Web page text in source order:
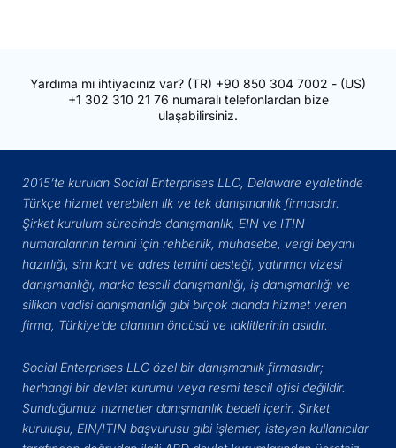
Yardıma mı ihtiyacınız var? (TR) +90 850 304 7002 - (US)
+1 302 310 21 76 numaralı telefonlardan bize
ulaşabilirsiniz.
2015’te kurulan Social Enterprises LLC, Delaware eyaletinde
Türkçe hizmet verebilen ilk ve tek danışmanlık firmasıdır.
Şirket kurulum sürecinde danışmanlık, EIN ve ITIN
numaralarının temini için rehberlik, muhasebe, vergi beyanı
hazırlığı, sim kart ve adres temini desteği, yatırımcı vizesi
danışmanlığı, marka tescili danışmanlığı, iş danışmanlığı ve
silikon vadisi danışmanlığı gibi birçok alanda hizmet veren
firma, Türkiye’de alanının öncüsü ve taklitlerinin aslıdır.
Social Enterprises LLC özel bir danışmanlık firmasıdır;
herhangi bir devlet kurumu veya resmi tescil ofisi değildir.
Sunduğumuz hizmetler danışmanlık bedeli içerir. Şirket
kuruluşu, EIN/ITIN başvurusu gibi işlemler, isteyen kullanıcılar